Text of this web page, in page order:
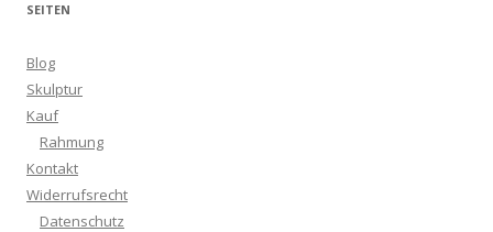
SEITEN
Blog
Skulptur
Kauf
Rahmung
Kontakt
Widerrufsrecht
Datenschutz